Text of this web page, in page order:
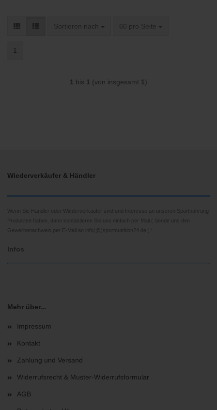
Sortieren nach
Sortieren nach 60 pro Seite
pro Seite
1
1 bis 1 (von insgesamt 1)
Wiederverkäufer & Händler
Wenn Sie Händler oder Wiederverkäufer sind und Interesse an unseren Sportnahrung
Produkten haben, dann kontaktieren Sie uns einfach per Mail ( Sende uns den
Gewerbenachweis per E-Mail an info(@)sportnutrition24.de ) !
Infos
Mehr über...
Impressum
Kontakt
Zahlung und Versand
Widerrufsrecht & Muster-Widerrufsformular
AGB